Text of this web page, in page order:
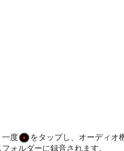
一度
をタップし、オーディオ
ォルダーに録音されます。